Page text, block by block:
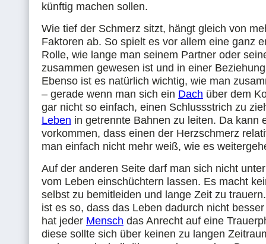
künftig machen sollen.
Wie tief der Schmerz sitzt, hängt gleich von
Faktoren ab. So spielt es vor allem eine ganz
Rolle, wie lange man seinem Partner oder
zusammen gewesen ist und in einer
Ebenso ist es natürlich wichtig, wie man
– gerade wenn man sich ein Dach über dem
gar nicht so einfach, einen Schlussstrich zu
Leben in getrennte Bahnen zu leiten. Da kann
vorkommen, dass einen der Herzschmerz
man einfach nicht mehr weiß, wie es
Auf der anderen Seite darf man sich nicht
vom Leben einschüchtern lassen. Es macht
selbst zu bemitleiden und lange Zeit zu
ist es so, dass das Leben dadurch nicht
hat jeder Mensch das Anrecht auf eine
diese sollte sich über keinen zu langen